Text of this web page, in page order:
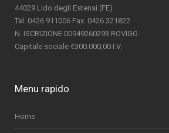
44029 Lido degli Estensi (FE)
Tel. 0426 911006 Fax. 0426 321822
N. ISCRIZIONE 00949260293 ROVIGO
Capitale sociale €300.000,00 I.V.
Menu rapido
Home